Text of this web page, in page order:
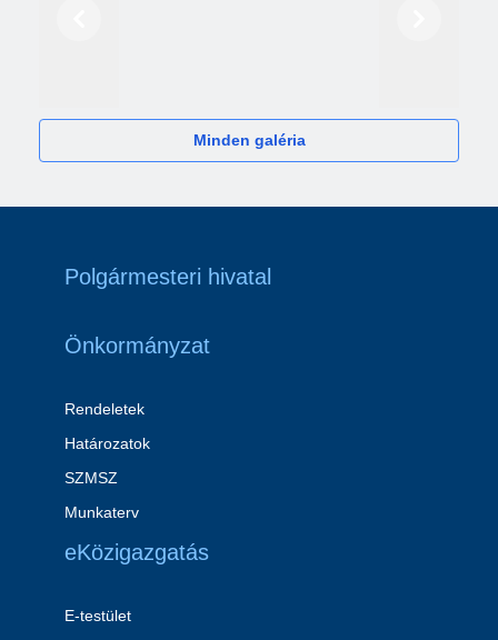
Minden galéria
Polgármesteri hivatal
Önkormányzat
Rendeletek
Határozatok
SZMSZ
Munkaterv
eKözigazgatás
E-testület